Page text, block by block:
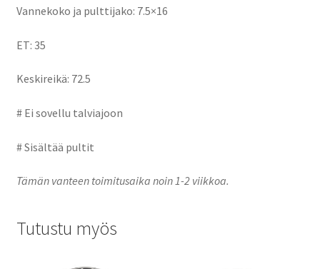
Vannekoko ja pulttijako: 7.5×16
ET: 35
Keskireikä: 72.5
# Ei sovellu talviajoon
# Sisältää pultit
Tämän vanteen toimitusaika noin 1-2 viikkoa.
Tutustu myös